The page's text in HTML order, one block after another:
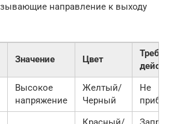
направление к выходу
Значение Цвет
Высокое
напряжение
Желтый/
Черный
Не